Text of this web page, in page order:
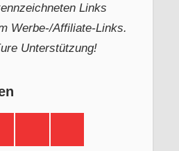
Links
Werbe-/Affiliate-Links.
Unterstützung!